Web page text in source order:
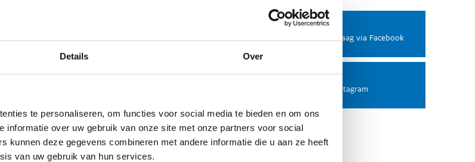
Details Over
te personaliseren, om functies voor social media te bieden en om ons
informatie over uw gebruik van onze site met onze partners voor social
kunnen deze gegevens combineren met andere informatie die u aan ze heeft
van uw gebruik van hun services.
Facebook
Stel ons een vraag via Facebook
Instagram
Volg ons op Instagram